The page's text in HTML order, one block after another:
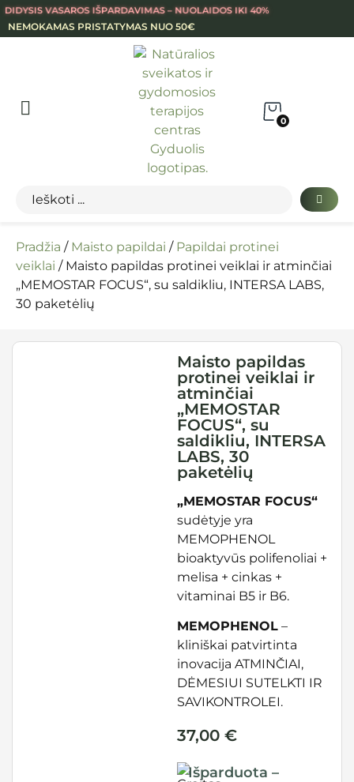
DIDYSIS VASAROS IŠPARDAVIMAS – NUOLAIDOS IKI 40%
NEMOKAMAS PRISTATYMAS NUO 50€
0
Pradžia / Maisto papildai / Papildai protinei
veiklai / Maisto papildas protinei veiklai ir atminčiai
„MEMOSTAR FOCUS“, su saldikliu, INTERSA LABS,
30 paketėlių
Maisto papildas
protinei veiklai ir
atminčiai
„MEMOSTAR
FOCUS“, su
saldikliu, INTERSA
LABS, 30
paketėlių
„MEMOSTAR FOCUS“
sudėtyje yra
MEMOPHENOL
bioaktyvūs polifenoliai +
melisa + cinkas +
vitaminai B5 ir B6.
MEMOPHENOL –
kliniškai patvirtinta
inovacija ATMINČIAI,
DĖMESIUI SUTELKTI IR
SAVIKONTROLEI.
37,00 €
Išparduota –